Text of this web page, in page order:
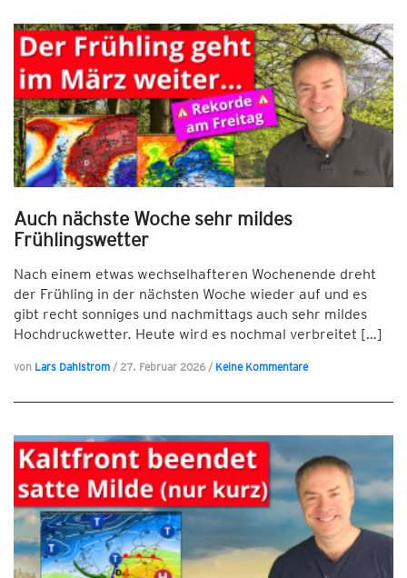
Auch nächste Woche sehr mildes
Frühlingswetter
Nach einem etwas wechselhafteren Wochenende dreht
der Frühling in der nächsten Woche wieder auf und es
gibt recht sonniges und nachmittags auch sehr mildes
Hochdruckwetter. Heute wird es nochmal verbreitet […]
von Lars Dahlstrom / 27. Februar 2026/ Keine Kommentare